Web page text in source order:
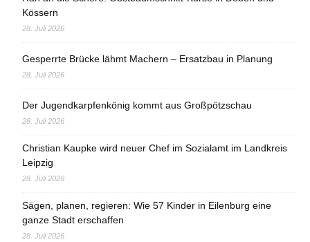
Kössern
28. Juli 2026
Gesperrte Brücke lähmt Machern – Ersatzbau in Planung
28. Juli 2026
Der Jugendkarpfenkönig kommt aus Großpötzschau
28. Juli 2026
Christian Kaupke wird neuer Chef im Sozialamt im Landkreis
Leipzig
28. Juli 2026
Sägen, planen, regieren: Wie 57 Kinder in Eilenburg eine
ganze Stadt erschaffen
28. Juli 2026